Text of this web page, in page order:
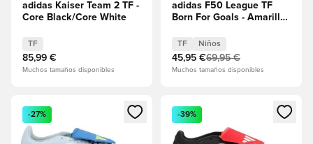
adidas Kaiser Team 2 TF -
Core Black/Core White
TF
85,99 €
Muchos tamaños disponibles
adidas F50 League TF
Born For Goals - Amarillo
lúcido Niños
TF Niños
45,95 €69,95 €
Muchos tamaños disponibles
Abre un modal para iniciar sesión o registrarse como
-27%
Abre un modal para iniciar
-39%